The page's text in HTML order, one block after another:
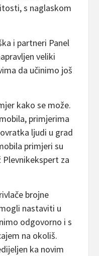
s naglaskom
i partneri Panel
veliki
da učinimo još
kako se može.
primjerima
ljudi u grad
primjeri su
Plevnikekspert za
brojne
nastaviti u
odgovorno i s
na okoliš.
ka novim